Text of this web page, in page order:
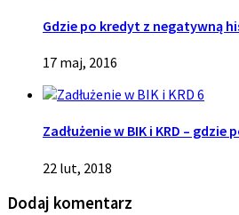
Gdzie po kredyt z negatywną
17 maj, 2016
6
Zadłużenie w BIK i KRD – gdzie
22 lut, 2018
Dodaj komentarz